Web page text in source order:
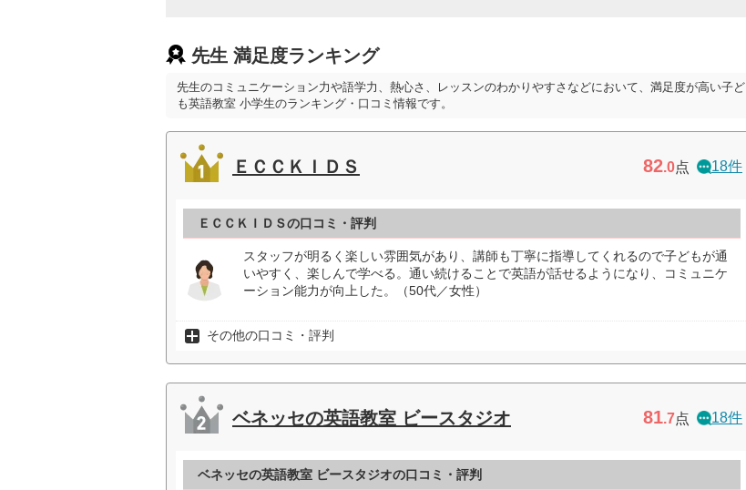
先生 満足度ランキング
先生のコミュニケーション力や語学力、熱心さ、レッスンのわかりやすさなどにおいて、満足度が高い子ど
も英語教室 小学生のランキング・口コミ情報です。
ＥＣＣＫＩＤＳ 82.0点 18件
ＥＣＣＫＩＤＳの口コミ・評判
スタッフが明るく楽しい雰囲気があり、講師も丁寧に指導してくれるので子どもが通
いやすく、楽しんで学べる。通い続けることで英語が話せるようになり、コミュニケ
ーション能力が向上した。（50代／女性）
その他の口コミ・評判
ベネッセの英語教室 ビースタジオ 81.7点 18件
ベネッセの英語教室 ビースタジオの口コミ・評判